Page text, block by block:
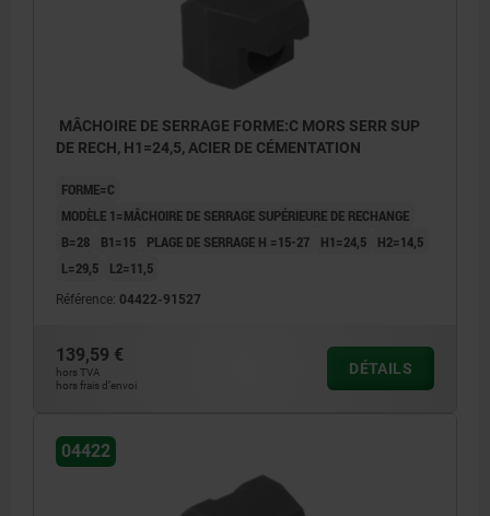
MÂCHOIRE DE SERRAGE FORME:C MORS SERR SUP
DE RECH, H1=24,5, ACIER DE CÉMENTATION
FORME=C
MODÈLE 1=MÂCHOIRE DE SERRAGE SUPÉRIEURE DE RECHANGE
B=28
B1=15 PLAGE DE SERRAGE H =15-27 H1=24,5
H2=14,5
L=29,5
L2=11,5
Référence: 04422-91527
139,59 €
hors TVA
hors frais d’envoi
DÉTAILS
04422